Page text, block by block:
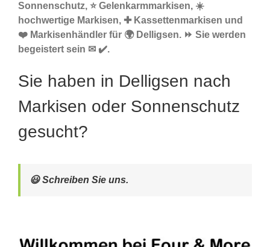
Sonnenschutz, ⭐ Gelenkarmmarkisen, ☀️
hochwertige Markisen, ✚ Kassettenmarkisen und
❤️ Markisenhändler für 🌍 Delligsen. ⏩ Sie werden
begeistert sein ✉ ✔️.
Sie haben in Delligsen nach
Markisen oder Sonnenschutz
gesucht?
😃 Schreiben Sie uns.